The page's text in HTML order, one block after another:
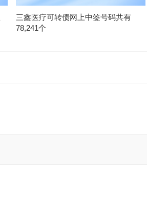
三鑫医疗可转债网上中签号码共有
78,241个